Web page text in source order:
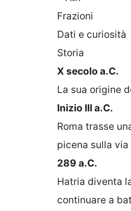
Frazioni
Dati e curiosità
Storia
X secolo a.C.
La sua origine
Inizio III a.C.
Roma trasse
picena sulla
289 a.C.
Hatria diventa
continuare a